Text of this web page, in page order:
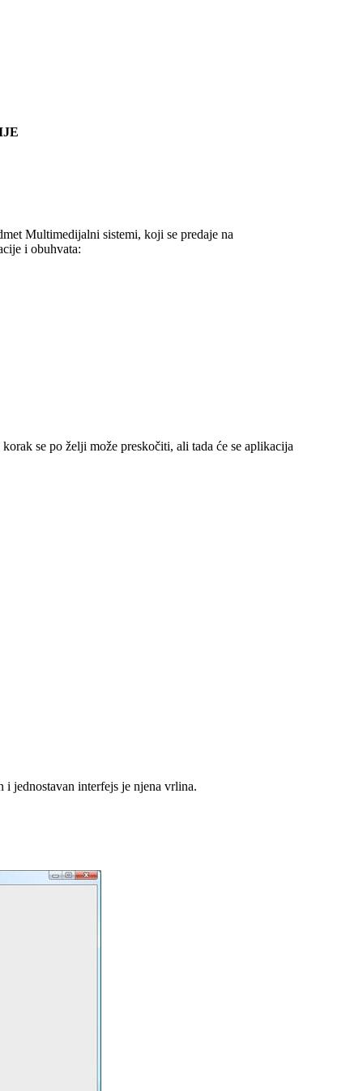
Multimedijalni sistemi, koji se predaje na
i obuhvata:
se po želji može preskočiti, ali tada će se aplikacija
jednostavan interfejs je njena vrlina.